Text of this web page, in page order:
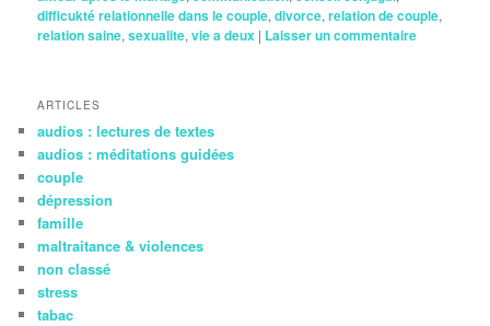
difficukté relationnelle dans le couple,divorce,relation de couple,
relation saine,sexualite,vie a deux | Laisser un commentaire
ARTICLES
audios : lectures de textes
audios : méditations guidées
couple
dépression
famille
maltraitance & violences
non classé
stress
tabac